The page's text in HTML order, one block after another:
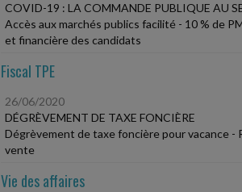
COVID-19 : LA COMMANDE PUBLIQUE AU
Accès aux marchés publics facilité - 10 % de
et financière des candidats
Fiscal TPE
26/06/2020
DÉGRÈVEMENT DE TAXE FONCIÈRE
Dégrèvement de taxe foncière pour vacance -
vente
Vie des affaires